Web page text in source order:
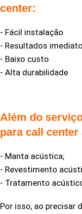
center:
- Fácil instalação
- Resultados
- Baixo custo
- Alta durabilidade
Além do
para call center
- Manta acústica;
- Revestimento
- Tratamento
Por isso, ao precisar